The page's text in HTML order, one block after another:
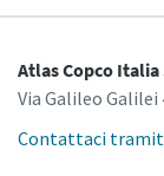
più efficiente.
Atlas Copco Italia
Via Galileo Galilei
Contattaci